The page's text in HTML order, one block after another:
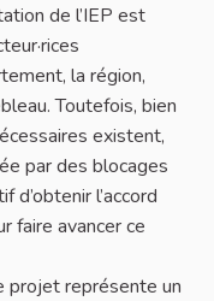
de l’IEP est
la région,
Toutefois, bien
existent,
par des blocages
d’obtenir l’accord
faire avancer ce
projet représente un